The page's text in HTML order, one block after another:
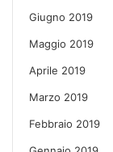
Giugno 2019
Maggio 2019
Aprile 2019
Marzo 2019
Febbraio 2019